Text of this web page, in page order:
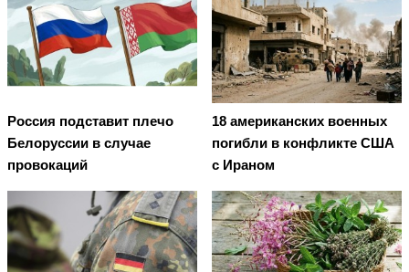
Россия подставит плечо
Белоруссии в случае
провокаций
18 американских военных
погибли в конфликте США
с Ираном